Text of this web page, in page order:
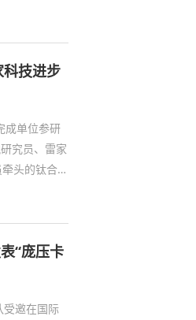
筑二维
技进步
成单位参研
究员、雷家
头的钛合金
造了目前
“庞压卡
受邀在国际